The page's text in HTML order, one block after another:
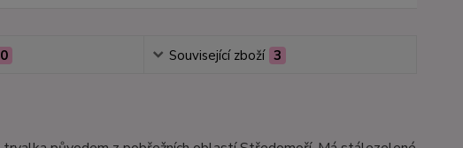
0 Související zboží 3